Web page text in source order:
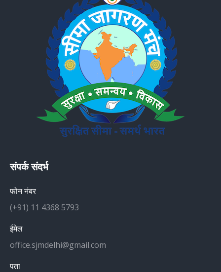
संपर्क संदर्भ
फोन नंबर
(+91) 11 4368 5793
ईमेल
office.sjmdelhi@gmail.com
पता